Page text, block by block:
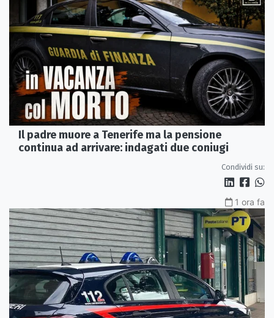
Il padre muore a Tenerife ma la pensione
continua ad arrivare: indagati due coniugi
Condividi su:
1 ora fa